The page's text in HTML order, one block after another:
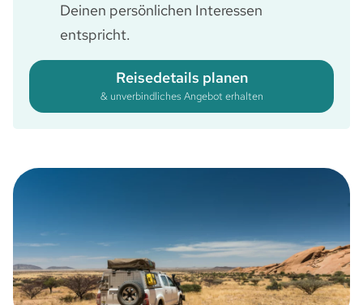
Deinen persönlichen Interessen
entspricht.
Reisedetails planen
& unverbindliches Angebot erhalten